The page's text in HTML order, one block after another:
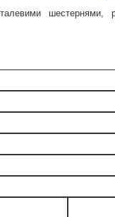
шестернями,